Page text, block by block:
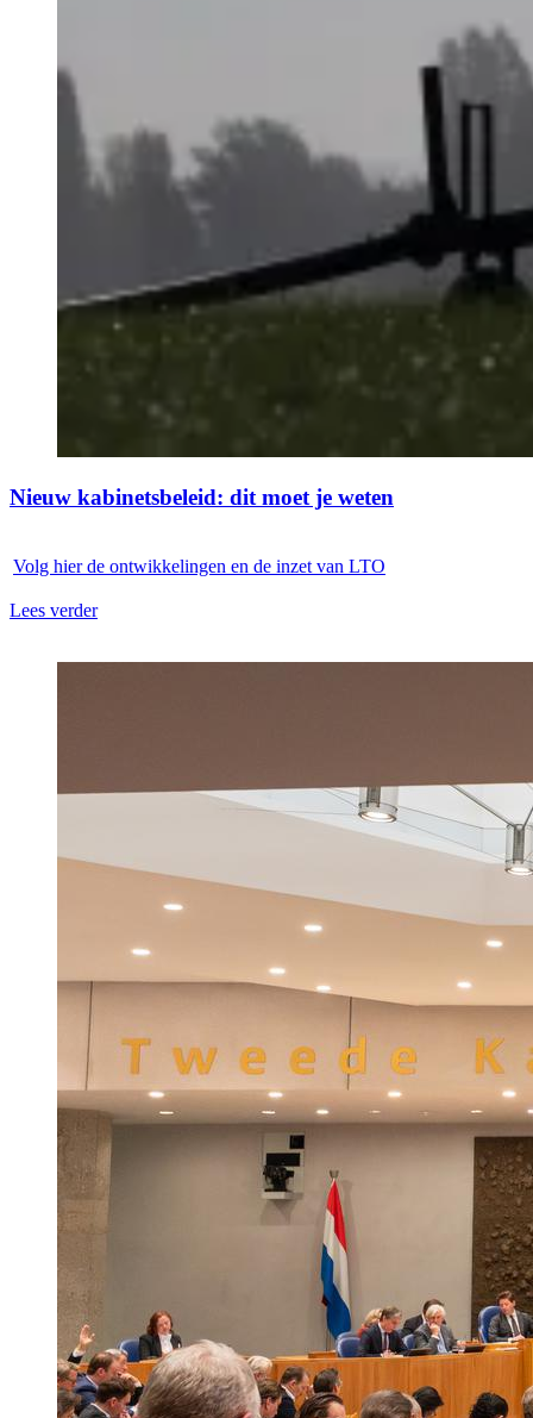
Nieuw kabinetsbeleid: dit moet je weten
Volg hier de ontwikkelingen en de inzet van LTO
Lees verder